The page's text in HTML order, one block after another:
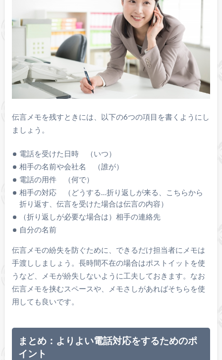
伝言メモを残すときには、以下の6つの項目を書くようにし
ましょう。
電話を受けた日時 （いつ）
相手の名前や会社名 （誰が）
電話の用件 （何で）
相手の対応 （どうする…折り返しが来る、こちらから
折り返す、伝言を受けた場合は伝言の内容）
（折り返しが必要な場合は）相手の連絡先
自分の名前
伝言メモの紛失を防ぐために、できるだけ担当者にメモは
手渡ししましょう。長時間不在の場合はポストイットを使
うなど、メモが紛失しないように工夫しておきます。なお
伝言メモを挟むスペースや、メモさしがあればそちらを使
用しても良いです。
まとめ：よりよい電話対応をするためのポ
イント